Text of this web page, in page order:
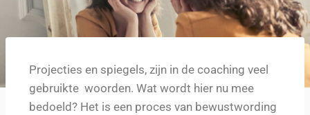
Projecties en spiegels, zijn in de coaching veel
gebruikte woorden. Wat wordt hier nu mee
bedoeld? Het is een proces van bewustwording